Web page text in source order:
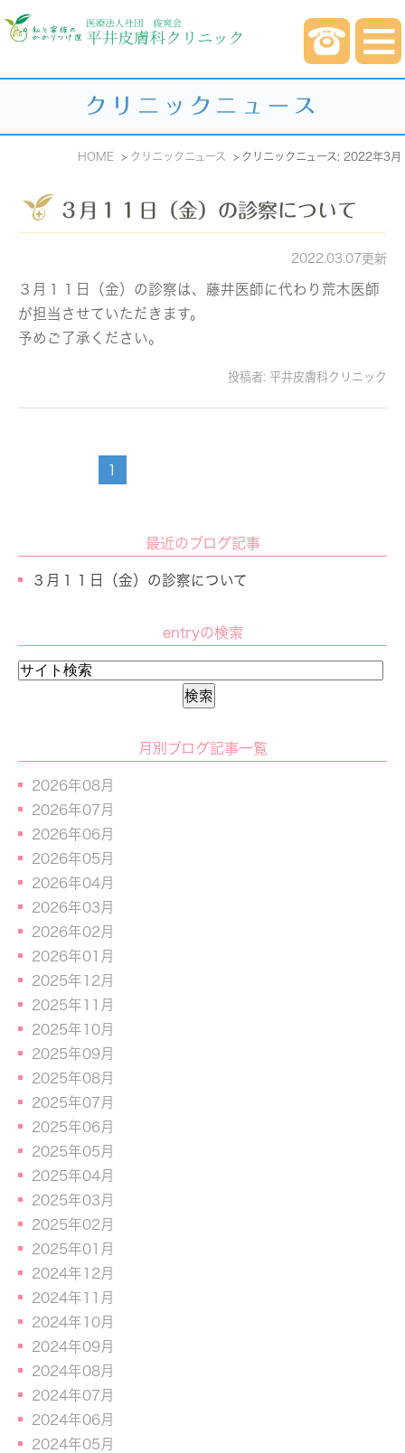
クリニックニュース
HOME クリニックニュース クリニックニュース: 2022年3月
３月１１日（金）の診察について
2022.03.07更新
３月１１日（金）の診察は、藤井医師に代わり荒木医師
が担当させていただきます。
予めご了承ください。
投稿者: 平井皮膚科クリニック
1
最近のブログ記事
３月１１日（金）の診察について
entryの検索
月別ブログ記事一覧
2026年08月
2026年07月
2026年06月
2026年05月
2026年04月
2026年03月
2026年02月
2026年01月
2025年12月
2025年11月
2025年10月
2025年09月
2025年08月
2025年07月
2025年06月
2025年05月
2025年04月
2025年03月
2025年02月
2025年01月
2024年12月
2024年11月
2024年10月
2024年09月
2024年08月
2024年07月
2024年06月
2024年05月